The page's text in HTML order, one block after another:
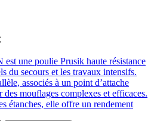
une poulie Prusik haute résistance
du secours et les travaux intensifs.
associés à un point d’attache
mouflages complexes et efficaces.
étanches, elle offre un rendement